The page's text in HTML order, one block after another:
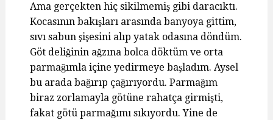
Ama gerçekten hiç sikilmemiş gibi daracıktı.
Kocasının bakışları arasında banyoya gittim,
sıvı sabun şişesini alıp yatak odasına döndüm.
Göt deliğinin ağzına bolca döktüm ve orta
parmağımla içine yedirmeye başladım. Aysel
bu arada bağırıp çağırıyordu. Parmağım
biraz zorlamayla götüne rahatça girmişti,
fakat götü parmağımı sıkıyordu. Yine de